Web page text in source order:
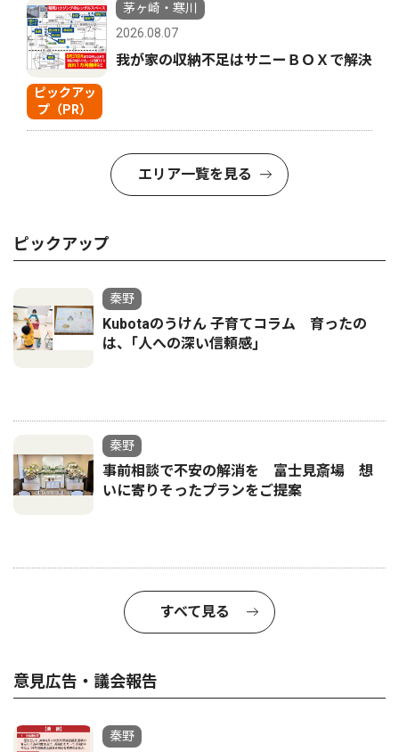
ピックアッ
プ（PR）
茅ヶ崎・寒川
2026.08.07
我が家の収納不足はサニーＢＯＸで解決
エリア一覧を見る
ピックアップ
秦野
Kubotaのうけん 子育てコラム 育ったの
は、｢人への深い信頼感｣
秦野
事前相談で不安の解消を 富士見斎場 想
いに寄りそったプランをご提案
すべて見る
意見広告・議会報告
秦野